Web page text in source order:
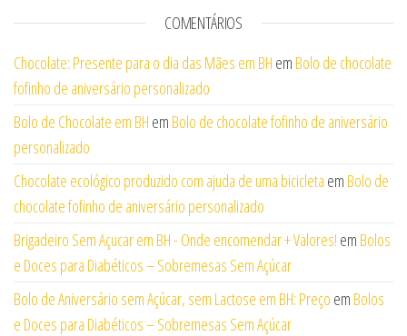
COMENTÁRIOS
Chocolate: Presente para o dia das Mães em BH em Bolo de chocolate
fofinho de aniversário personalizado
Bolo de Chocolate em BH em Bolo de chocolate fofinho de aniversário
personalizado
Chocolate ecológico produzido com ajuda de uma bicicleta em Bolo de
chocolate fofinho de aniversário personalizado
Brigadeiro Sem Açucar em BH - Onde encomendar + Valores! em Bolos
e Doces para Diabéticos – Sobremesas Sem Açúcar
Bolo de Aniversário sem Açúcar, sem Lactose em BH: Preço em Bolos
e Doces para Diabéticos – Sobremesas Sem Açúcar